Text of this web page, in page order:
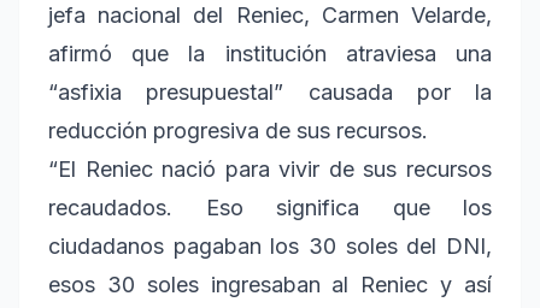
jefa nacional del Reniec, Carmen Velarde,
afirmó que la institución atraviesa una
“asfixia presupuestal” causada por la
reducción progresiva de sus recursos.
“El Reniec nació para vivir de sus recursos
recaudados. Eso significa que los
ciudadanos pagaban los 30 soles del DNI,
esos 30 soles ingresaban al Reniec y así